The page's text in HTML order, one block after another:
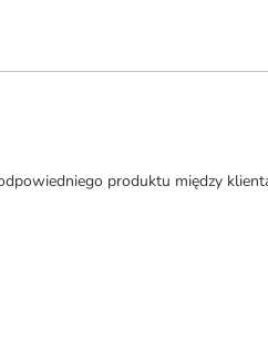
produktu między